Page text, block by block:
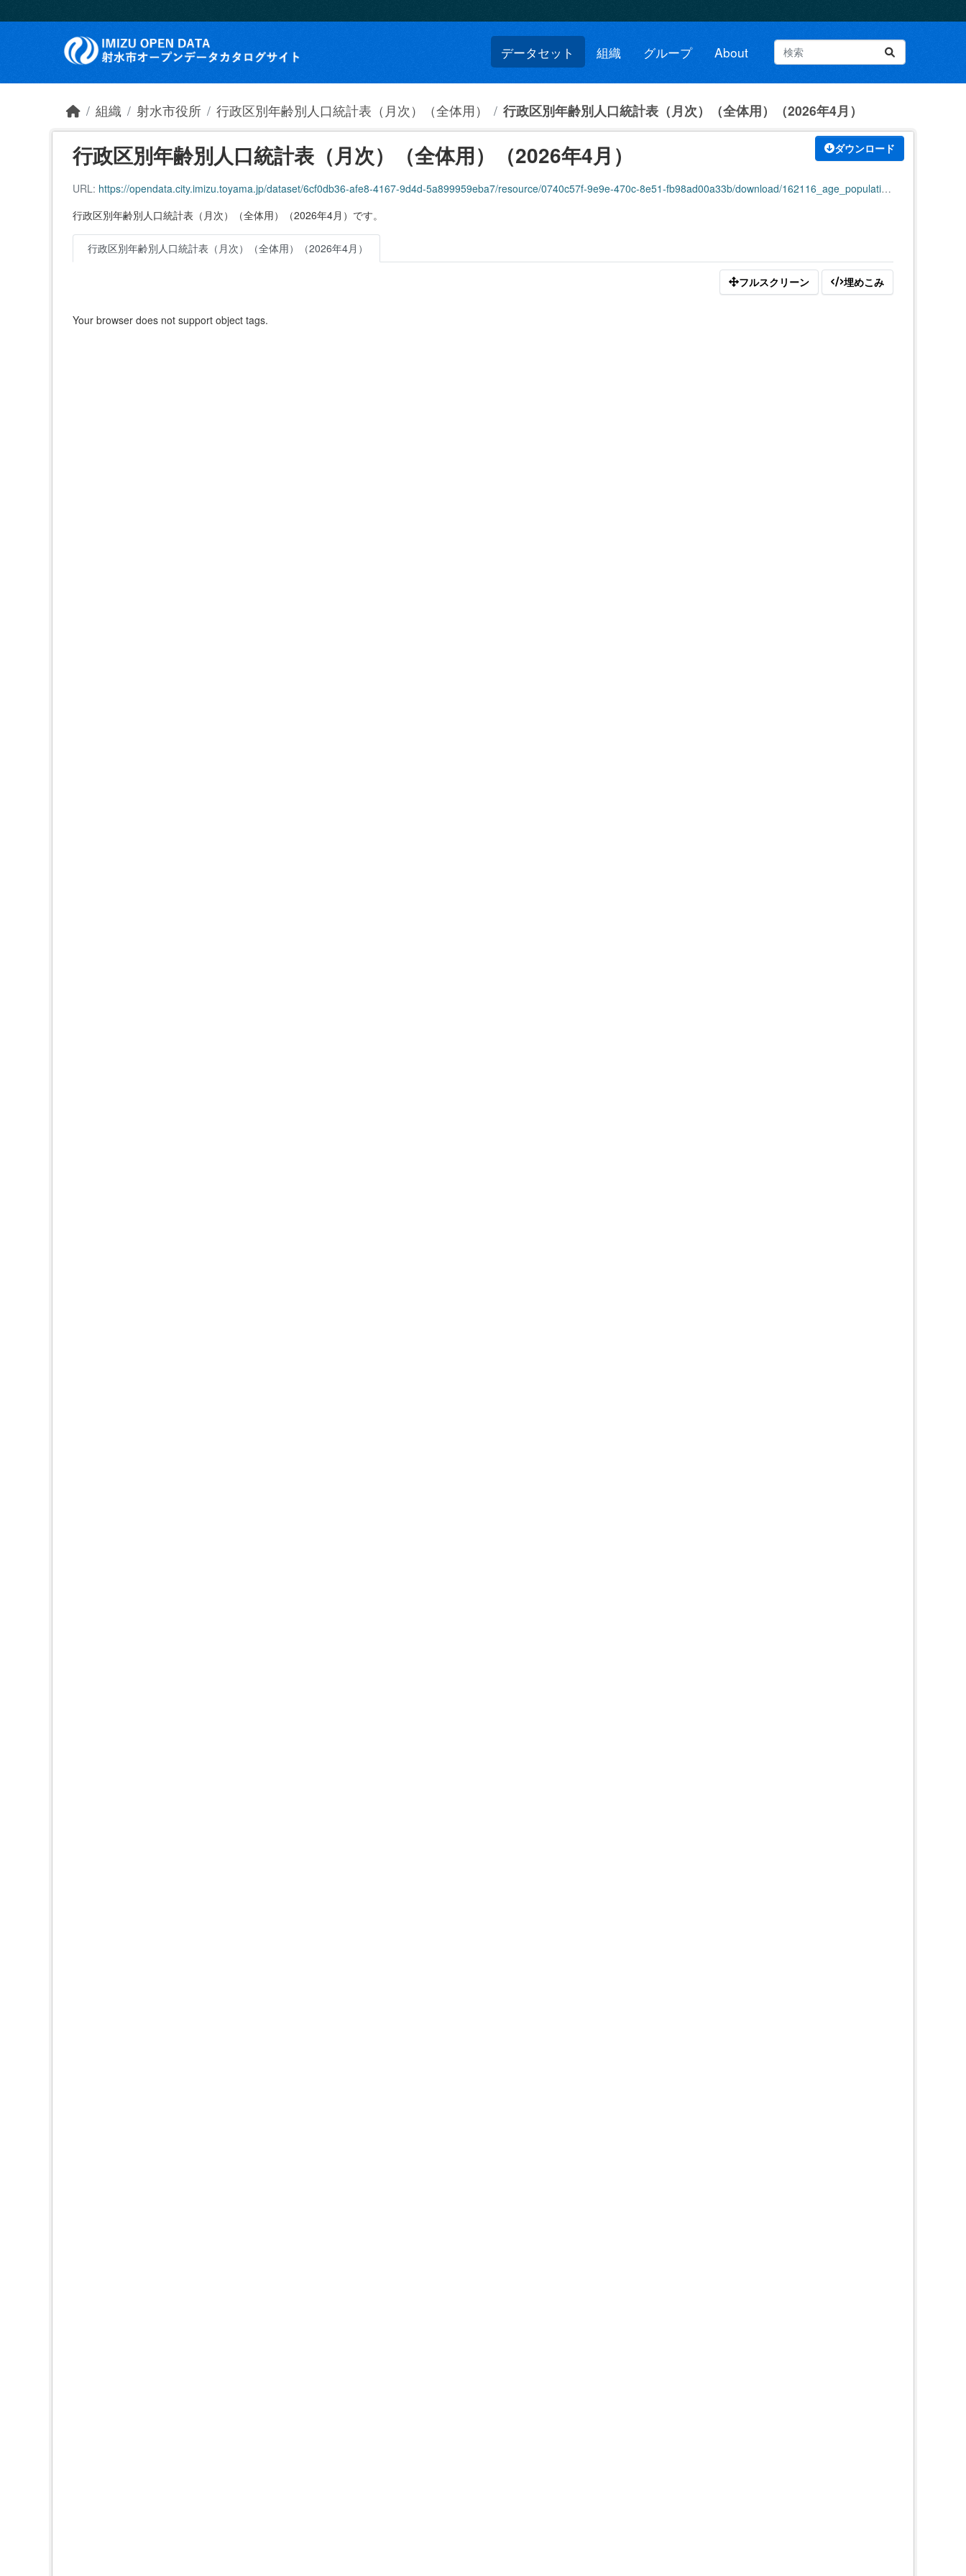
データセット 組織 グループ About
組織 射水市役所 行政区別年齢別人口統計表（月次）（全体用） 行政区別年齢別人口統計表（月次）（全体用）（2026年4月）
ダウンロード
行政区別年齢別人口統計表（月次）（全体用）（2026年4月）
URL: https://opendata.city.imizu.toyama.jp/dataset/6cf0db36-afe8-4167-9d4d-5a899959eba7/resource/0740c57f-9e9e-470c-8e51-fb98ad00a33b/download/162116_age_population_all_202604.pdf
行政区別年齢別人口統計表（月次）（全体用）（2026年4月）です。
行政区別年齢別人口統計表（月次）（全体用）（2026年4月）
フルスクリーン 埋めこみ
Your browser does not support object tags.